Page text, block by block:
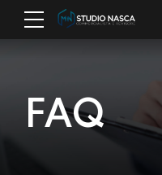
FAQ